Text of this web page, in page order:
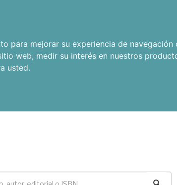
para mejorar su experiencia de navegación
web, medir su interés en nuestros
usted.